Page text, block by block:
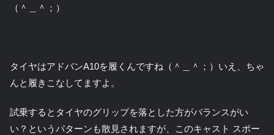
（＾＿＾；）
タイヤはアドバンA10を履くんですね（＾＿＾；）いえ、ちゃ
んと履きこなしてますよ。
試乗するとタイヤのグリップを落とした方がバランスがい
い？というパターンも散見されますが、このキャスト スポー